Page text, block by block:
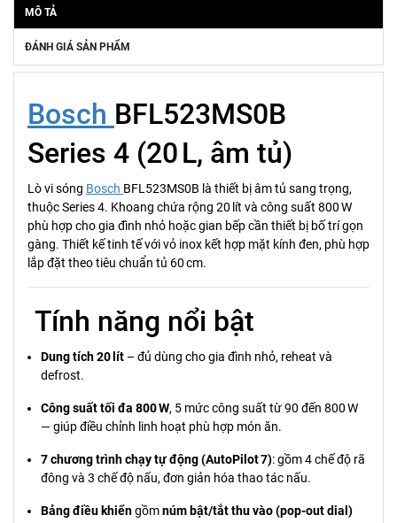
MÔ TẢ
ĐÁNH GIÁ SẢN PHẨM
Bosch BFL523MS0B
Series 4 (20 L, âm tủ)
Lò vi sóng Bosch BFL523MS0B là thiết bị âm tủ sang trọng,
thuộc Series 4. Khoang chứa rộng 20 lít và công suất 800 W
phù hợp cho gia đình nhỏ hoặc gian bếp cần thiết bị bố trí gọn
gàng. Thiết kế tinh tế với vỏ inox kết hợp mặt kính đen, phù hợp
lắp đặt theo tiêu chuẩn tủ 60 cm.
Tính năng nổi bật
Dung tích 20 lít – đủ dùng cho gia đình nhỏ, reheat và
defrost.
Công suất tối đa 800 W, 5 mức công suất từ 90 đến 800 W
— giúp điều chỉnh linh hoạt phù hợp món ăn.
7 chương trình chạy tự động (AutoPilot 7): gồm 4 chế độ rã
đông và 3 chế độ nấu, đơn giản hóa thao tác nấu.
Bảng điều khiểngồmnúm bật/tắt thu vào (pop‑out dial)